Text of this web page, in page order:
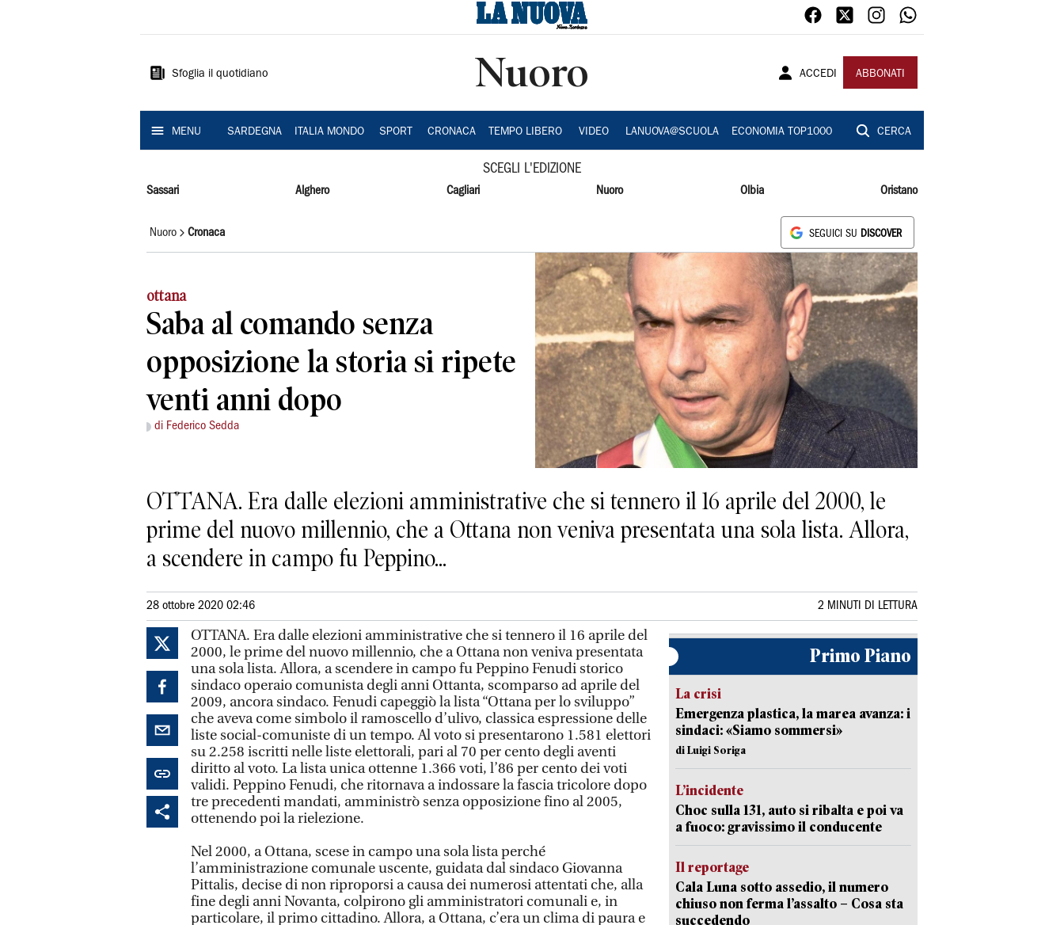
Sardegna
Sfoglia il quotidiano Nuoro ACCEDI ABBONATI
MENU SARDEGNA ITALIA MONDO SPORT CRONACA TEMPO LIBERO VIDEO LANUOVA@SCUOLA ECONOMIA TOP1000 CERCA
SCEGLI L'EDIZIONE
Sassari Alghero Cagliari Nuoro Olbia Oristano
Nuoro Cronaca SEGUICI SU DISCOVER
ottana
Saba al comando senza
opposizione la storia si ripete
venti anni dopo
di Federico Sedda
OTTANA. Era dalle elezioni amministrative che si tennero il 16 aprile del 2000, le
prime del nuovo millennio, che a Ottana non veniva presentata una sola lista. Allora,
a scendere in campo fu Peppino...
28 ottobre 2020 02:46 2 MINUTI DI LETTURA
OTTANA. Era dalle elezioni amministrative che si tennero il 16 aprile del
2000, le prime del nuovo millennio, che a Ottana non veniva presentata
una sola lista. Allora, a scendere in campo fu Peppino Fenudi storico
sindaco operaio comunista degli anni Ottanta, scomparso ad aprile del
2009, ancora sindaco. Fenudi capeggiò la lista “Ottana per lo sviluppo”
che aveva come simbolo il ramoscello d’ulivo, classica espressione delle
liste social-comuniste di un tempo. Al voto si presentarono 1.581 elettori
su 2.258 iscritti nelle liste elettorali, pari al 70 per cento degli aventi
diritto al voto. La lista unica ottenne 1.366 voti, l’86 per cento dei voti
validi. Peppino Fenudi, che ritornava a indossare la fascia tricolore dopo
tre precedenti mandati, amministrò senza opposizione fino al 2005,
ottenendo poi la rielezione.
Nel 2000, a Ottana, scese in campo una sola lista perché
l’amministrazione comunale uscente, guidata dal sindaco Giovanna
Pittalis, decise di non riproporsi a causa dei numerosi attentati che, alla
fine degli anni Novanta, colpirono gli amministratori comunali e, in
particolare, il primo cittadino. Allora, a Ottana, c’era un clima di paura e
Primo Piano
La crisi
Emergenza plastica, la marea avanza: i
sindaci: «Siamo sommersi»
di Luigi Soriga
L’incidente
Choc sulla 131, auto si ribalta e poi va
a fuoco: gravissimo il conducente
Il reportage
Cala Luna sotto assedio, il numero
chiuso non ferma l’assalto – Cosa sta
succedendo